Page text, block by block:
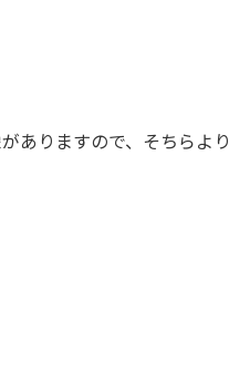
ありますので、そちらより